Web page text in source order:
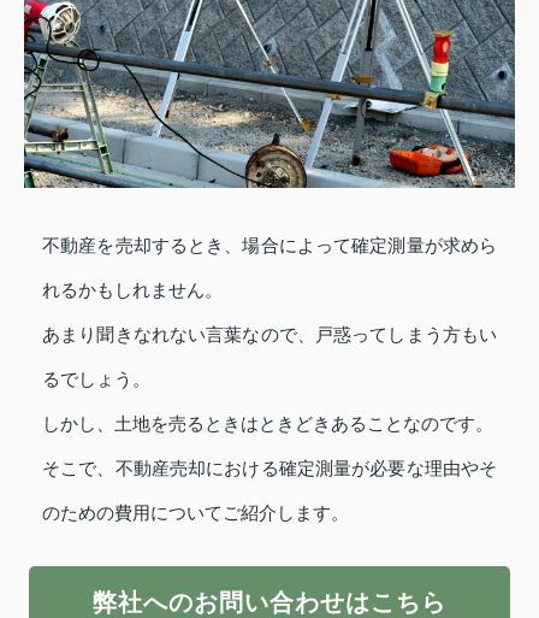
不動産を売却するとき、場合によって確定測量が求めら
れるかもしれません。
あまり聞きなれない言葉なので、戸惑ってしまう方もい
るでしょう。
しかし、土地を売るときはときどきあることなのです。
そこで、不動産売却における確定測量が必要な理由やそ
のための費用についてご紹介します。
弊社へのお問い合わせはこちら